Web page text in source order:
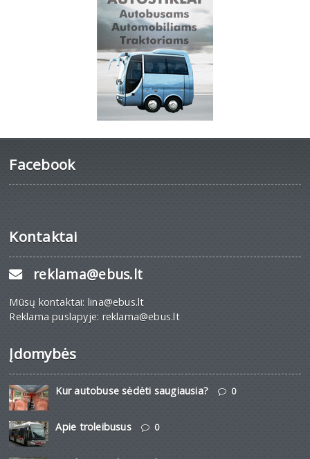
Facebook
Kontaktai
reklama@ebus.lt
Mūsų kontaktai: lina@ebus.lt
Reklama puslapyje: reklama@ebus.lt
Įdomybės
Kur autobuse sėdėti saugiausia? 0
Apie troleibusus 0